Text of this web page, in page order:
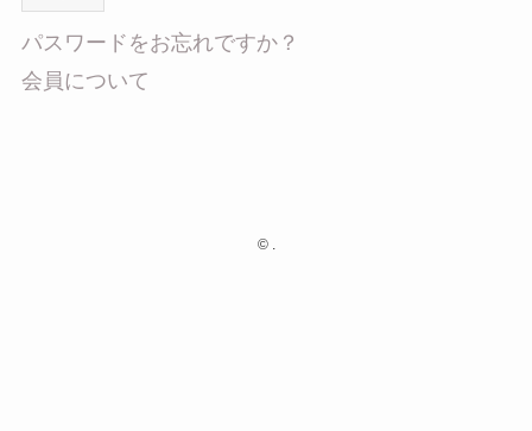
パスワードをお忘れですか？
会員について
©.